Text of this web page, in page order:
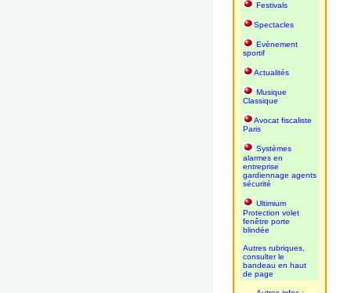
Festivals
Spectacles
Evènement
sportif
Actualités
Musique
Classique
Avocat fiscaliste
Paris
Systèmes
alarmes en
entreprise
gardiennage agents
sécurité
Ultimium
Protection volet
fenêtre porte
blindée
Autres rubriques,
consulter le
bandeau en haut
de page